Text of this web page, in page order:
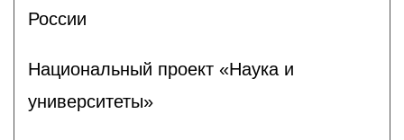
России
Национальный проект «Наука и
университеты»